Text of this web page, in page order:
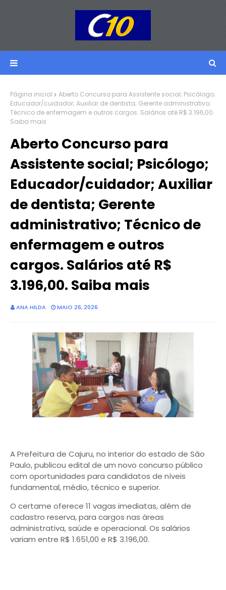
Página inicial
Aberto Concurso para Assistente social; Psicólogo;
Educador/cuidador; Auxiliar de dentista; Gerente administrativo;
Técnico de enfermagem e outros cargos. Salários até R$ 3.196,00.
Saiba mais
Aberto Concurso para
Assistente social; Psicólogo;
Educador/cuidador; Auxiliar
de dentista; Gerente
administrativo; Técnico de
enfermagem e outros
cargos. Salários até R$
3.196,00. Saiba mais
ANA HILDA MAIO 26, 2026
A Prefeitura de Cajuru, no interior do estado de São
Paulo, publicou edital de um novo concurso público
com oportunidades para candidatos de níveis
fundamental, médio, técnico e superior.
O certame oferece 11 vagas imediatas, além de
cadastro reserva, para cargos nas áreas
administrativa, saúde e operacional. Os salários
variam entre R$ 1.651,00 e R$ 3.196,00.